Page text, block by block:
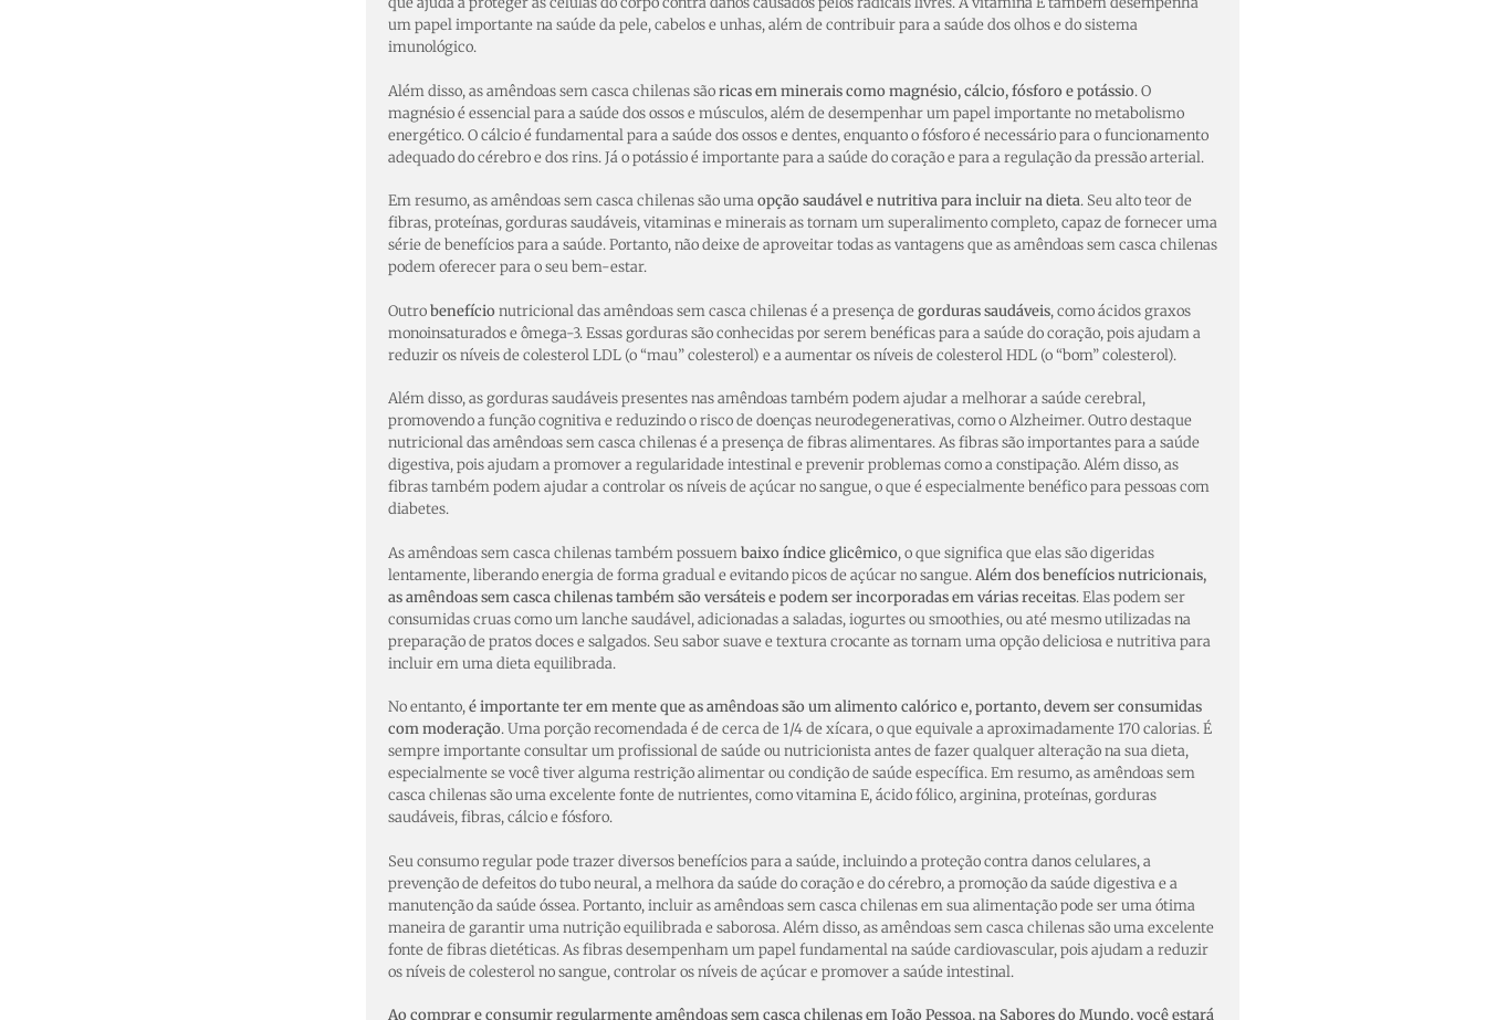
um papel importante na saúde da pele, cabelos e unhas, além de contribuir para a saúde dos olhos e do sistema
imunológico.
Além disso, as amêndoas sem casca chilenas sãoricas em minerais como magnésio, cálcio, fósforo e potássio. O
magnésio é essencial para a saúde dos ossos e músculos, além de desempenhar um papel importante no metabolismo
energético. O cálcio é fundamental para a saúde dos ossos e dentes, enquanto o fósforo é necessário para o funcionamento
adequado do cérebro e dos rins. Já o potássio é importante para a saúde do coração e para a regulação da pressão arterial.
Em resumo, as amêndoas sem casca chilenas são umaopção saudável e nutritiva para incluir na dieta. Seu alto teor de
fibras, proteínas, gorduras saudáveis, vitaminas e minerais as tornam um superalimento completo, capaz de fornecer uma
série de benefícios para a saúde. Portanto, não deixe de aproveitar todas as vantagens que as amêndoas sem casca chilenas
podem oferecer para o seu bem-estar.
Outrobenefícionutricional das amêndoas sem casca chilenas é a presença degorduras saudáveis, como ácidos graxos
monoinsaturados e ômega-3. Essas gorduras são conhecidas por serem benéficas para a saúde do coração, pois ajudam a
reduzir os níveis de colesterol LDL (o “mau” colesterol) e a aumentar os níveis de colesterol HDL (o “bom” colesterol).
Além disso, as gorduras saudáveis presentes nas amêndoas também podem ajudar a melhorar a saúde cerebral,
promovendo a função cognitiva e reduzindo o risco de doenças neurodegenerativas, como o Alzheimer. Outro destaque
nutricional das amêndoas sem casca chilenas é a presença de fibras alimentares. As fibras são importantes para a saúde
digestiva, pois ajudam a promover a regularidade intestinal e prevenir problemas como a constipação. Além disso, as
fibras também podem ajudar a controlar os níveis de açúcar no sangue, o que é especialmente benéfico para pessoas com
diabetes.
As amêndoas sem casca chilenas também possuembaixo índice glicêmico, o que significa que elas são digeridas
lentamente, liberando energia de forma gradual e evitando picos de açúcar no sangue.Além dos benefícios nutricionais,
as amêndoas sem casca chilenas também são versáteis e podem ser incorporadas em várias receitas. Elas podem ser
consumidas cruas como um lanche saudável, adicionadas a saladas, iogurtes ou smoothies, ou até mesmo utilizadas na
preparação de pratos doces e salgados. Seu sabor suave e textura crocante as tornam uma opção deliciosa e nutritiva para
incluir em uma dieta equilibrada.
No entanto,é importante ter em mente que as amêndoas são um alimento calórico e, portanto, devem ser consumidas
com moderação. Uma porção recomendada é de cerca de 1/4 de xícara, o que equivale a aproximadamente 170 calorias. É
sempre importante consultar um profissional de saúde ou nutricionista antes de fazer qualquer alteração na sua dieta,
especialmente se você tiver alguma restrição alimentar ou condição de saúde específica. Em resumo, as amêndoas sem
casca chilenas são uma excelente fonte de nutrientes, como vitamina E, ácido fólico, arginina, proteínas, gorduras
saudáveis, fibras, cálcio e fósforo.
Seu consumo regular pode trazer diversos benefícios para a saúde, incluindo a proteção contra danos celulares, a
prevenção de defeitos do tubo neural, a melhora da saúde do coração e do cérebro, a promoção da saúde digestiva e a
manutenção da saúde óssea. Portanto, incluir as amêndoas sem casca chilenas em sua alimentação pode ser uma ótima
maneira de garantir uma nutrição equilibrada e saborosa. Além disso, as amêndoas sem casca chilenas são uma excelente
fonte de fibras dietéticas. As fibras desempenham um papel fundamental na saúde cardiovascular, pois ajudam a reduzir
os níveis de colesterol no sangue, controlar os níveis de açúcar e promover a saúde intestinal.
Ao comprar e consumir regularmente amêndoas sem casca chilenas em João Pessoa, na Sabores do Mundo, você estará